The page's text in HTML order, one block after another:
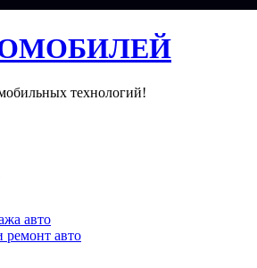
технологий!
авто
авто